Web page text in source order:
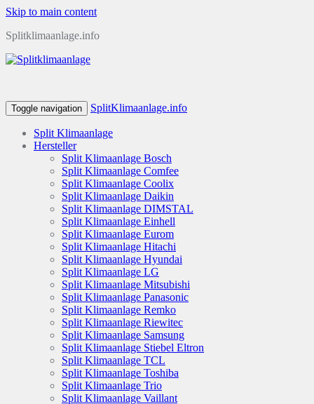
Skip to main content
Splitklimaanlage.info
Toggle navigation SplitKlimaanlage.info
Split Klimaanlage
Hersteller
Split Klimaanlage Bosch
Split Klimaanlage Comfee
Split Klimaanlage Coolix
Split Klimaanlage Daikin
Split Klimaanlage DIMSTAL
Split Klimaanlage Einhell
Split Klimaanlage Eurom
Split Klimaanlage Hitachi
Split Klimaanlage Hyundai
Split Klimaanlage LG
Split Klimaanlage Mitsubishi
Split Klimaanlage Panasonic
Split Klimaanlage Remko
Split Klimaanlage Riewitec
Split Klimaanlage Samsung
Split Klimaanlage Stiebel Eltron
Split Klimaanlage TCL
Split Klimaanlage Toshiba
Split Klimaanlage Trio
Split Klimaanlage Vaillant